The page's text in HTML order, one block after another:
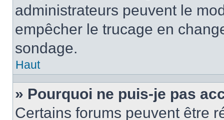
administrateurs peuvent le
empêcher le trucage en
sondage.
Haut
» Pourquoi ne puis-je pas
Certains forums peuvent être